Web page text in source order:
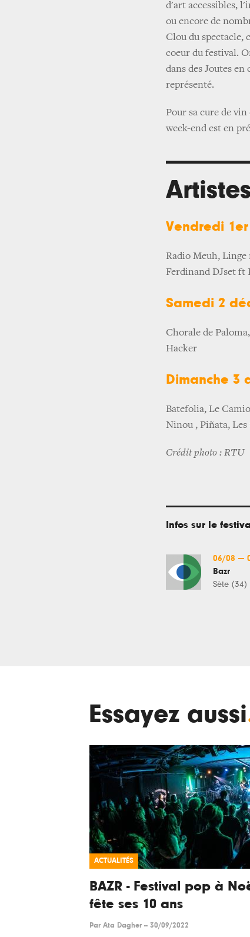
d'art accessibles,
ou encore de
Clou du spectacle,
coeur du festival.
dans des Joutes
représenté.
Pour sa cure de
week-end est en
Vendredi
Radio Meuh,
Ferdinand DJset ft
Samedi 2
Chorale de
Hacker
Dimanche 3
Batefolia, Le
Ninou , Piñata,
Crédit photo : RTU
Infos sur le
06/08 —
Bazr
Sète (34)
Essayez aussi
ACTUALITÉS
BAZR - Festival pop à
fête ses 10 ans
Par Ata Dagher -- 30/09/2022